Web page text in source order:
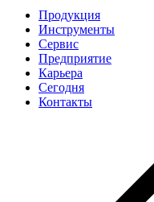
Продукция
Инструменты
Сервис
Предприятие
Карьера
Cегодня
Контакты